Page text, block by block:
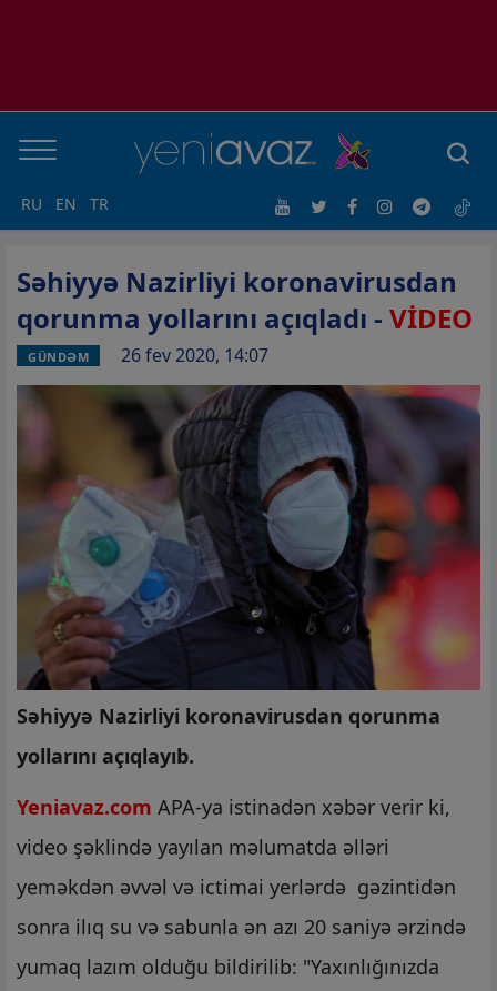
RU EN TR
Səhiyyə Nazirliyi koronavirusdan
qorunma yollarını açıqladı - VİDEO
GÜNDƏM 26 fev 2020, 14:07
Səhiyyə Nazirliyi koronavirusdan qorunma
yollarını açıqlayıb.
Yeniavaz.com APA-ya istinadən xəbər verir ki,
video şəklində yayılan məlumatda əlləri
yeməkdən əvvəl və ictimai yerlərdə gəzintidən
sonra ilıq su və sabunla ən azı 20 saniyə ərzində
yumaq lazım olduğu bildirilib: "Yaxınlığınızda